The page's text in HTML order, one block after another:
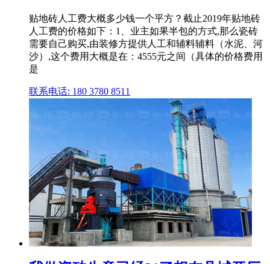
贴地砖人工费大概多少钱一个平方？截止2019年贴地砖
人工费的价格如下：1、业主如果半包的方式,那么瓷砖
需要自己购买,由装修方提供人工和辅料辅料（水泥、河
沙）,这个费用大概是在：4555元之间（具体的价格费用
是
联系电话: 180 3780 8511